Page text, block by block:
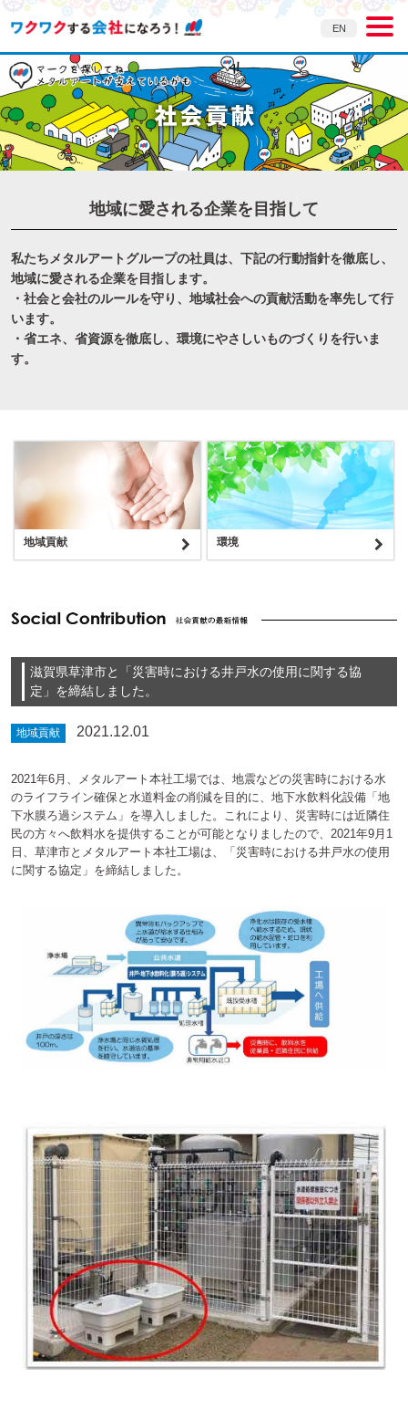
EN
地域に愛される企業を目指して
私たちメタルアートグループの社員は、下記の行動指針を徹底し、
地域に愛される企業を目指します。
・社会と会社のルールを守り、地域社会への貢献活動を率先して行
います。
・省エネ、省資源を徹底し、環境にやさしいものづくりを行いま
す。
地域貢献 環境
滋賀県草津市と「災害時における井戸水の使用に関する協
定」を締結しました。
地域貢献 2021.12.01
2021年6月、メタルアート本社工場では、地震などの災害時における水
のライフライン確保と水道料金の削減を目的に、地下水飲料化設備「地
下水膜ろ過システム」を導入しました。これにより、災害時には近隣住
民の方々へ飲料水を提供することが可能となりましたので、2021年9月1
日、草津市とメタルアート本社工場は、「災害時における井戸水の使用
に関する協定」を締結しました。